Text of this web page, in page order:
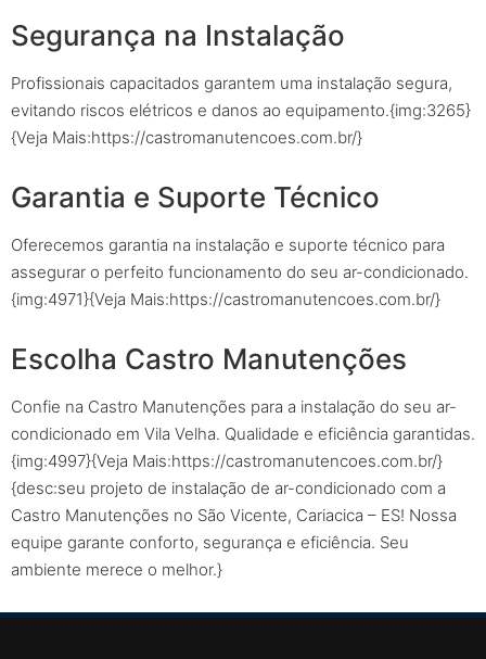
Segurança na Instalação
Profissionais capacitados garantem uma instalação segura,
evitando riscos elétricos e danos ao equipamento.{img:3265}
{Veja Mais:https://castromanutencoes.com.br/}
Garantia e Suporte Técnico
Oferecemos garantia na instalação e suporte técnico para
assegurar o perfeito funcionamento do seu ar-condicionado.
{img:4971}{Veja Mais:https://castromanutencoes.com.br/}
Escolha Castro Manutenções
Confie na Castro Manutenções para a instalação do seu ar-
condicionado em Vila Velha. Qualidade e eficiência garantidas.
{img:4997}{Veja Mais:https://castromanutencoes.com.br/}
{desc:seu projeto de instalação de ar-condicionado com a
Castro Manutenções no São Vicente, Cariacica – ES! Nossa
equipe garante conforto, segurança e eficiência. Seu
ambiente merece o melhor.}